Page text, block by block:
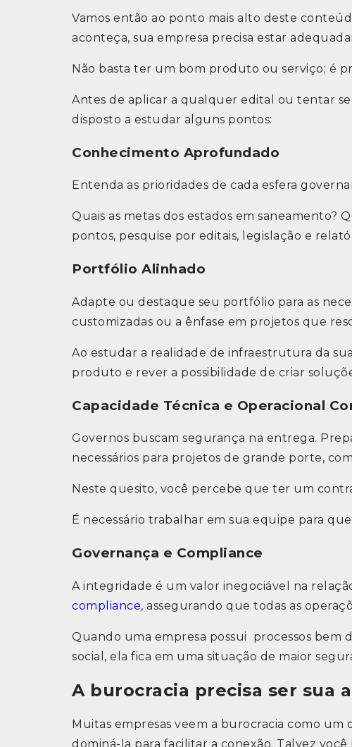
Vamos então ao ponto mais alto deste
aconteça, sua empresa precisa estar
Não basta ter um bom produto ou serviço; é
Antes de aplicar a qualquer edital ou tentar
disposto a estudar alguns pontos:
Conhecimento Aprofundado
Entenda as prioridades de cada esfera
Quais as metas dos estados em saneamento?
pontos, pesquise por editais, legislação e
Portfólio Alinhado
Adapte ou destaque seu portfólio para as
customizadas ou a ênfase em projetos que
Ao estudar a realidade de infraestrutura da
produto e rever a possibilidade de criar
Capacidade Técnica e Operacional
Governos buscam segurança na entrega.
necessários para projetos de grande porte,
Neste quesito, você percebe que ter um
É necessário trabalhar em sua equipe para
Governança e Compliance
A integridade é um valor inegociável na
compliance, assegurando que todas as
Quando uma empresa possui processos
social, ela fica em uma situação de maior
A burocracia precisa ser sua
Muitas empresas veem a burocracia como
dominá-la para facilitar a conexão. Talvez